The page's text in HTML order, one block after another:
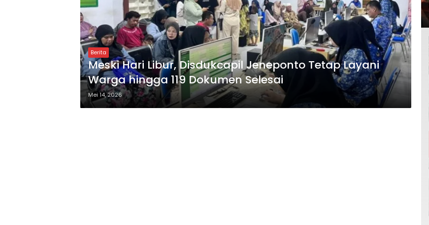
Berita
Meski Hari Libur, Disdukcapil Jeneponto Tetap Layani
Warga hingga 119 Dokumen Selesai
Mei 14, 2026